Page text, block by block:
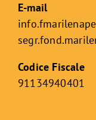
E-mail
Codice Fiscale
91134940401